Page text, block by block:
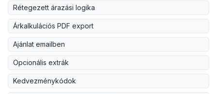
Rétegezett árazási logika
Árkalkulációs PDF export
Ajánlat emailben
Opcionális extrák
Kedvezménykódok